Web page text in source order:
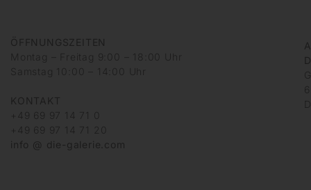
ÖFFNUNGSZEITEN
Montag – Freitag 9:00 – 18:00 Uhr
Samstag 10:00 – 14:00 Uhr
KONTAKT
+49 69 97 14 71 0
+49 69 97 14 71 20
info @ die-galerie.com